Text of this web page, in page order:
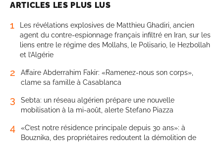
ARTICLES LES PLUS LUS
1
Les révélations explosives de Matthieu Ghadiri, ancien
agent du contre-espionnage français infiltré en Iran, sur les
liens entre le régime des Mollahs, le Polisario, le Hezbollah
et l’Algérie
2
Affaire Abderrahim Fakir: «Ramenez-nous son corps»,
clame sa famille à Casablanca
3
Sebta: un réseau algérien prépare une nouvelle
mobilisation à la mi-août, alerte Stefano Piazza
4
«C’est notre résidence principale depuis 30 ans»: à
Bouznika, des propriétaires redoutent la démolition de